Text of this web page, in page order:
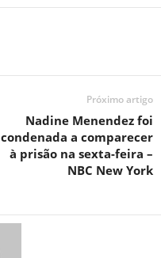
Próximo artigo
Nadine Menendez foi
condenada a comparecer
à prisão na sexta-feira –
NBC New York